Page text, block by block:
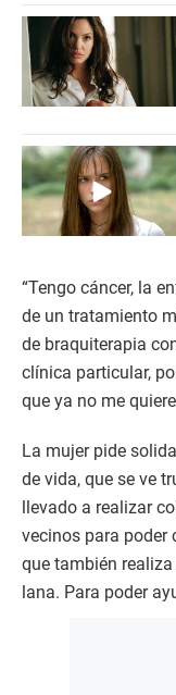
“Tengo cáncer, la
de un tratamiento
de braquiterapia
clínica particular,
que ya no me
La mujer pide
de vida, que se ve
llevado a realizar
vecinos para poder
que también
lana. Para poder